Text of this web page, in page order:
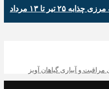
اطلاع‌نگاشت| تردد مسافر از پایانه‌ مرزی چذابه ۲۵ تیر تا ۱۳ مرداد
و آبیاری گیاهان آویز